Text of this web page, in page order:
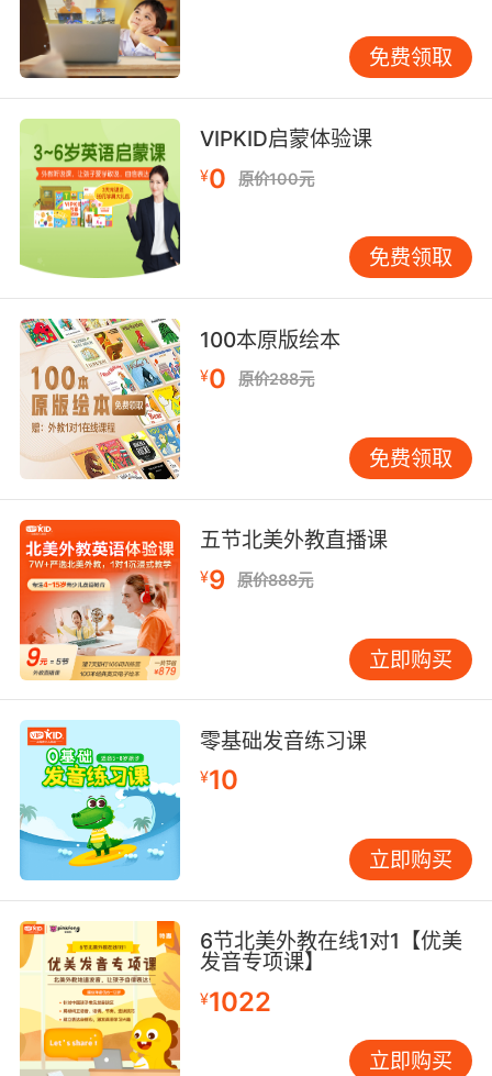
9. But you've got to listen to your advisors.
但你必须听取智囊团的建议
10. With the help of her loyal advisors.
只要她忠诚的顾问鼎力相助
免费领取
VIPKID启蒙体验课
¥0 原价100元
免费领取
100本原版绘本
¥0 原价288元
免费领取
五节北美外教直播课
¥9 原价888元
立即购买
零基础发音练习课
¥10
立即购买
6节北美外教在线1对1【优美
发音专项课】
¥1022
立即购买